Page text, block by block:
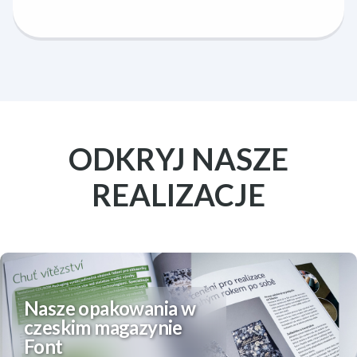
ODKRYJ NASZE
REALIZACJE
Nasze opakowania w
czeskim magazynie
Font